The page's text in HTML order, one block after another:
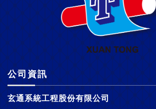
公司資訊
玄通系統工程股份有限公司